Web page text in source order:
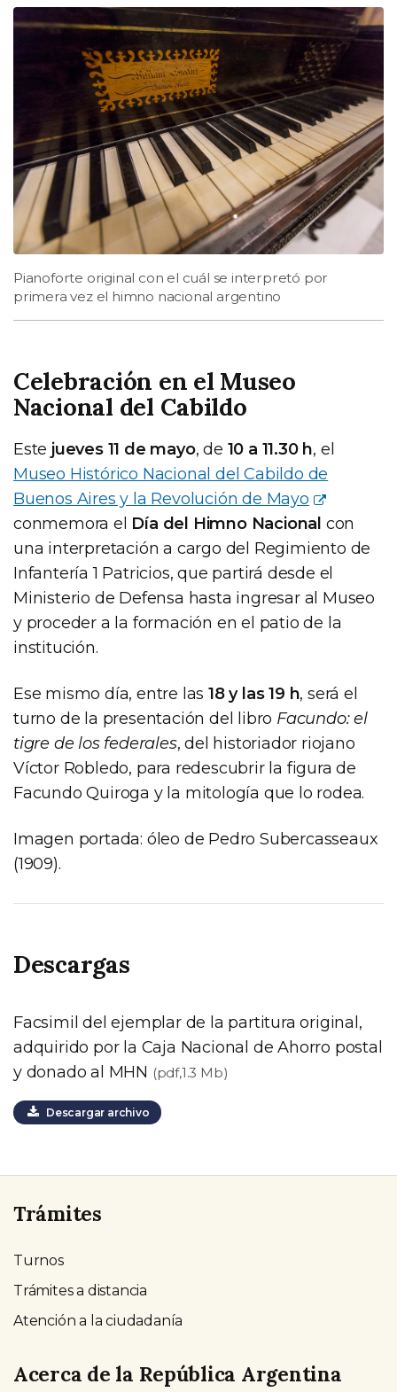
Pianoforte original con el cuál se interpretó por
primera vez el himno nacional argentino
Celebración en el Museo
Nacional del Cabildo
Este jueves 11 de mayo, de 10 a 11.30 h, el
Museo Histórico Nacional del Cabildo de
Buenos Aires y la Revolución de Mayo
conmemora el Día del Himno Nacional con
una interpretación a cargo del Regimiento de
Infantería 1 Patricios, que partirá desde el
Ministerio de Defensa hasta ingresar al Museo
y proceder a la formación en el patio de la
institución.
Ese mismo día, entre las 18 y las 19 h, será el
turno de la presentación del libro Facundo: el
tigre de los federales, del historiador riojano
Víctor Robledo, para redescubrir la figura de
Facundo Quiroga y la mitología que lo rodea.
Imagen portada: óleo de Pedro Subercasseaux
(1909).
Descargas
Facsimil del ejemplar de la partitura original,
adquirido por la Caja Nacional de Ahorro postal
y donado al MHN (pdf,1.3 Mb)
Descargar archivo
Trámites
Turnos
Trámites a distancia
Atención a la ciudadanía
Acerca de la República Argentina